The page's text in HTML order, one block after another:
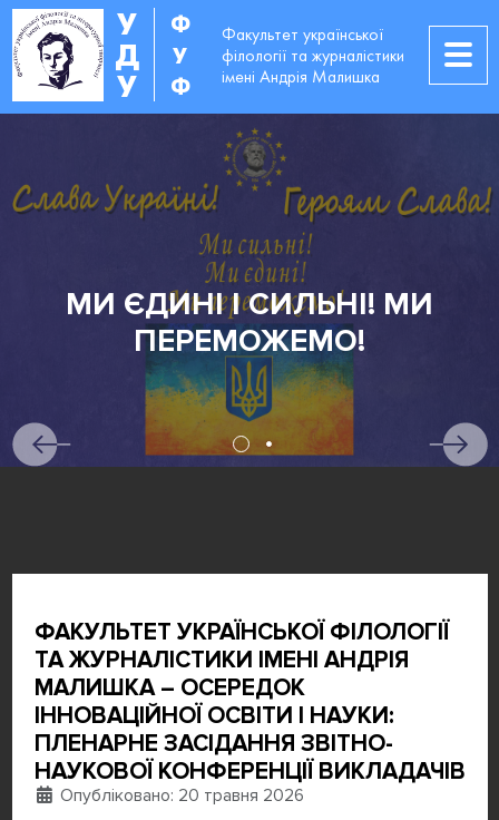
У
Д
У
Ф
У
Ф
Факультет української
філології та журналістики
імені Андрія Малишка
МИ
ФАКУЛЬТЕТ УКРАЇНСЬКОЇ ФІЛОЛОГІЇ
ТА ЖУРНАЛІСТИКИ ІМЕНІ АНДРІЯ
МАЛИШКА – ОСЕРЕДОК
ІННОВАЦІЙНОЇ ОСВІТИ І НАУКИ:
ПЛЕНАРНЕ ЗАСІДАННЯ ЗВІТНО-
НАУКОВОЇ КОНФЕРЕНЦІЇ ВИКЛАДАЧІВ
Деталі
Опубліковано: 20 травня 2026